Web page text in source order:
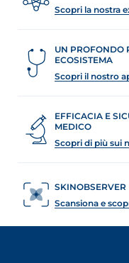
Scopri la nostra
UN PROFONDO
ECOSISTEMA
Scopri il nostro
EFFICACIA E
MEDICO
Scopri di più sui
SKINOBSERVER
Scansiona e